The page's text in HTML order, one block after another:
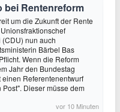
bei Rentenreform
um die Zukunft der Rente
(CDU) nun auch
Bärbel Bas
Wenn die Reform
Jahr den Bundestag
Referentenentwurf
Dieser müsse dem
vor 10 Minuten